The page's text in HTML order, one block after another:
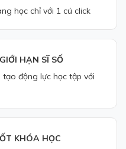
học chỉ với 1 cú click
HẠN SĨ SỐ
động lực học tập với
KHÓA HỌC